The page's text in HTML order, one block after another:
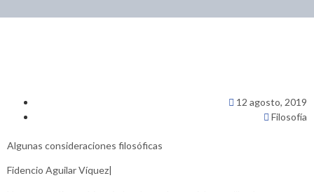
12 agosto, 2019
Filosofía
Algunas consideraciones filosóficas
Fidencio Aguilar Víquez|